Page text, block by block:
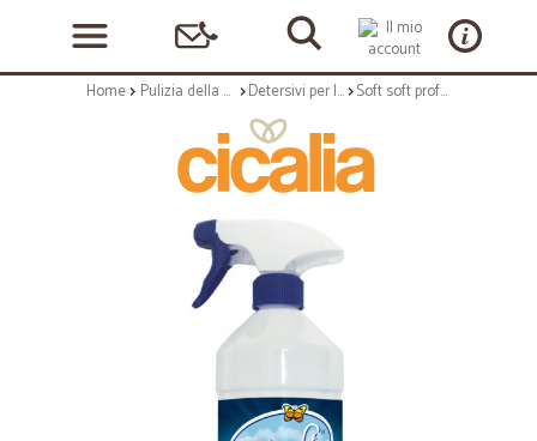
Home Pulizia della casa Detersivi per la casa Soft soft professional spray vetri ml.750